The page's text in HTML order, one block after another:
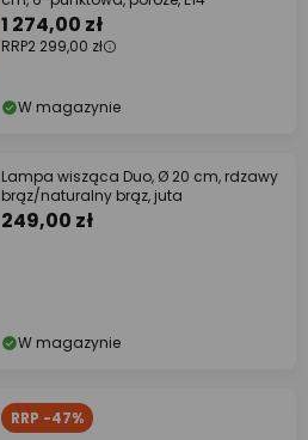
1 274,00 zł
RRP2 299,00 zł
W magazynie
Lampa wisząca Duo, Ø 20 cm, rdzawy
brąz/naturalny brąz, juta
249,00 zł
W magazynie
RRP -47%